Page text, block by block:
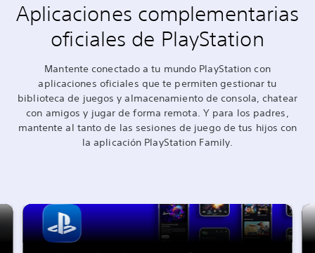
Aplicaciones complementarias
oficiales de PlayStation
Mantente conectado a tu mundo PlayStation con
aplicaciones oficiales que te permiten gestionar tu
biblioteca de juegos y almacenamiento de consola, chatear
con amigos y jugar de forma remota. Y para los padres,
mantente al tanto de las sesiones de juego de tus hijos con
la aplicación PlayStation Family.